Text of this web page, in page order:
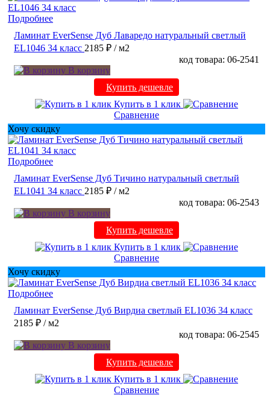
Подробнее
Ламинат EverSense Дуб Лаваредо натуральный светлый
EL1046 34 класс 2185 ₽ / м2
код товара: 06-2541
В корзину
Купить дешевле
Купить в 1 клик
Сравнение
Хочу скидку
Подробнее
Ламинат EverSense Дуб Тичино натуральный светлый
EL1041 34 класс 2185 ₽ / м2
код товара: 06-2543
В корзину
Купить дешевле
Купить в 1 клик
Сравнение
Хочу скидку
Подробнее
Ламинат EverSense Дуб Вирдиа светлый EL1036 34 класс
2185 ₽ / м2
код товара: 06-2545
В корзину
Купить дешевле
Купить в 1 клик
Сравнение